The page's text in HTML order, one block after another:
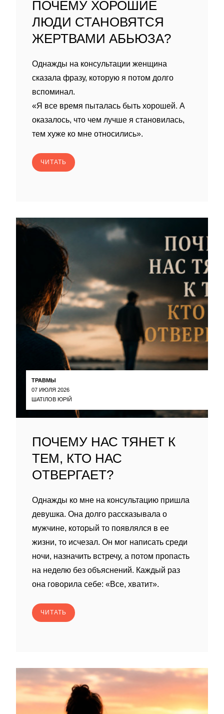
ПОЧЕМУ ХОРОШИЕ
ЛЮДИ СТАНОВЯТСЯ
ЖЕРТВАМИ АБЬЮЗА?
Однажды на консультации женщина
сказала фразу, которую я потом долго
вспоминал.
«Я все время пыталась быть хорошей. А
оказалось, что чем лучше я становилась,
тем хуже ко мне относились».
ЧИТАТЬ
ТРАВМЫ
07 ИЮЛЯ 2026
ШАТІЛОВ ЮРІЙ
ПОЧЕМУ НАС ТЯНЕТ К
ТЕМ, КТО НАС
ОТВЕРГАЕТ?
Однажды ко мне на консультацию пришла
девушка. Она долго рассказывала о
мужчине, который то появлялся в ее
жизни, то исчезал. Он мог написать среди
ночи, назначить встречу, а потом пропасть
на неделю без объяснений. Каждый раз
она говорила себе: «Все, хватит».
ЧИТАТЬ